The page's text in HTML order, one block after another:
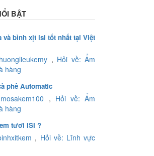
BẬT
và bình xịt isi tốt nhất tại Việt
huonglieukemy , Hỏi về: Ẩm
hàng
phê Automatic
mosakem100 , Hỏi về: Ẩm
hàng
tươi ISI ?
, Hỏi về: Lĩnh vực